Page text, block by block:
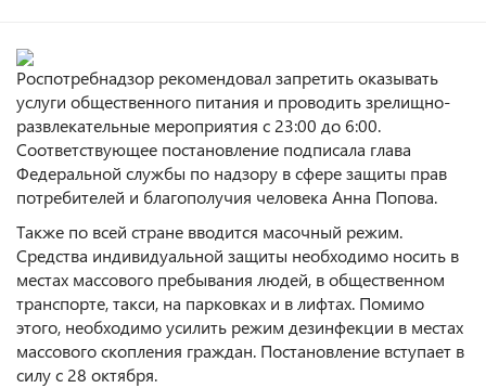
Роспотребнадзор рекомендовал запретить оказывать
услуги общественного питания и проводить зрелищно-
развлекательные мероприятия с 23:00 до 6:00.
Соответствующее постановление подписала глава
Федеральной службы по надзору в сфере защиты прав
потребителей и благополучия человека Анна Попова.
Также по всей стране вводится масочный режим.
Средства индивидуальной защиты необходимо носить в
местах массового пребывания людей, в общественном
транспорте, такси, на парковках и в лифтах. Помимо
этого, необходимо усилить режим дезинфекции в местах
массового скопления граждан. Постановление вступает в
силу с 28 октября.